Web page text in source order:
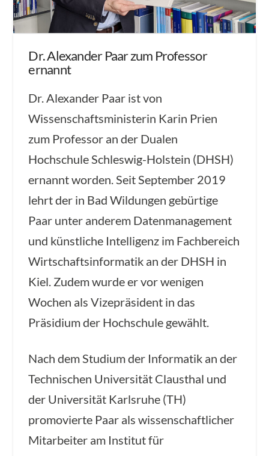
Dr. Alexander Paar zum Professor
ernannt
Dr. Alexander Paar ist von
Wissenschaftsministerin Karin Prien
zum Professor an der Dualen
Hochschule Schleswig-Holstein (DHSH)
ernannt worden. Seit September 2019
lehrt der in Bad Wildungen gebürtige
Paar unter anderem Datenmanagement
und künstliche Intelligenz im Fachbereich
Wirtschaftsinformatik an der DHSH in
Kiel. Zudem wurde er vor wenigen
Wochen als Vizepräsident in das
Präsidium der Hochschule gewählt.
Nach dem Studium der Informatik an der
Technischen Universität Clausthal und
der Universität Karlsruhe (TH)
promovierte Paar als wissenschaftlicher
Mitarbeiter am Institut für